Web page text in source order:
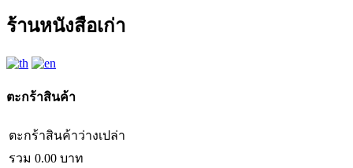
ร้านหนังสือเก่า
ตะกร้าสินค้า
ตะกร้าสินค้าว่างเปล่า
รวม 0.00 บาท